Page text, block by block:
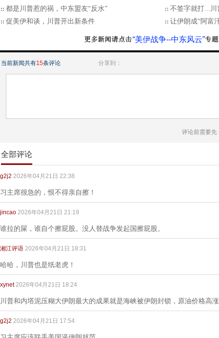
都是川普惹的祸，中东盟友“反水”
不签字就打...
促美伊和谈，川普开出新条件
让伊朗成“阿富
“美伊战争--中东风云”
当前新闻共有15条评论 分享到：
评论前需要先
全部评论
g2j2 2026年04月21日 22:38
习主席很急的，恨不得亲自擦！
jincao 2026年04月21日 21:19
谁拉的屎，谁自个擦屁股。没人替战争发起国擦屁股。
湘江评语 2026年04月21日 18:31
哈哈，川普也是纸老虎！
xynet 2026年04月21日 18:24
川普和内塔泥压糊大伊朗最大的成果就是海峡被伊朗封锁，原油价格高
g2j2 2026年04月21日 17:54